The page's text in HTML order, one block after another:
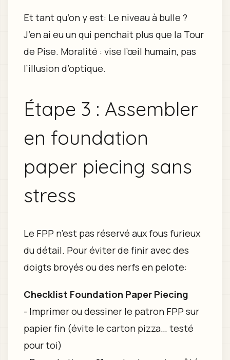
Et tant qu’on y est: Le niveau à bulle ?
J’en ai eu un qui penchait plus que la Tour
de Pise. Moralité : vise l’œil humain, pas
l’illusion d’optique.
Étape 3 : Assembler
en foundation
paper piecing sans
stress
Le FPP n’est pas réservé aux fous furieux
du détail. Pour éviter de finir avec des
doigts broyés ou des nerfs en pelote:
Checklist Foundation Paper Piecing
- Imprimer ou dessiner le patron FPP sur
papier fin (évite le carton pizza… testé
pour toi)